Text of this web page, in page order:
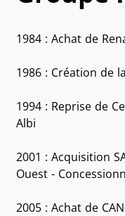
1984 : Achat de
1986 : Création de la
1994 : Reprise de
Albi
2001 : Acquisition
Ouest -
2005 : Achat de